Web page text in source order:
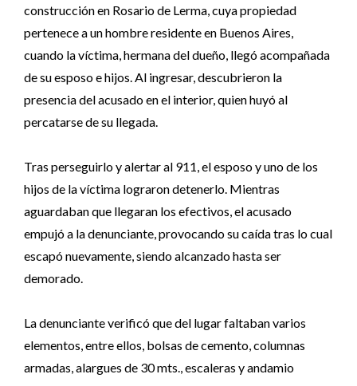
construcción en Rosario de Lerma, cuya propiedad
pertenece a un hombre residente en Buenos Aires,
cuando la víctima, hermana del dueño, llegó acompañada
de su esposo e hijos. Al ingresar, descubrieron la
presencia del acusado en el interior, quien huyó al
percatarse de su llegada.
Tras perseguirlo y alertar al 911, el esposo y uno de los
hijos de la víctima lograron detenerlo. Mientras
aguardaban que llegaran los efectivos, el acusado
empujó a la denunciante, provocando su caída tras lo cual
escapó nuevamente, siendo alcanzado hasta ser
demorado.
La denunciante verificó que del lugar faltaban varios
elementos, entre ellos, bolsas de cemento, columnas
armadas, alargues de 30 mts., escaleras y andamio